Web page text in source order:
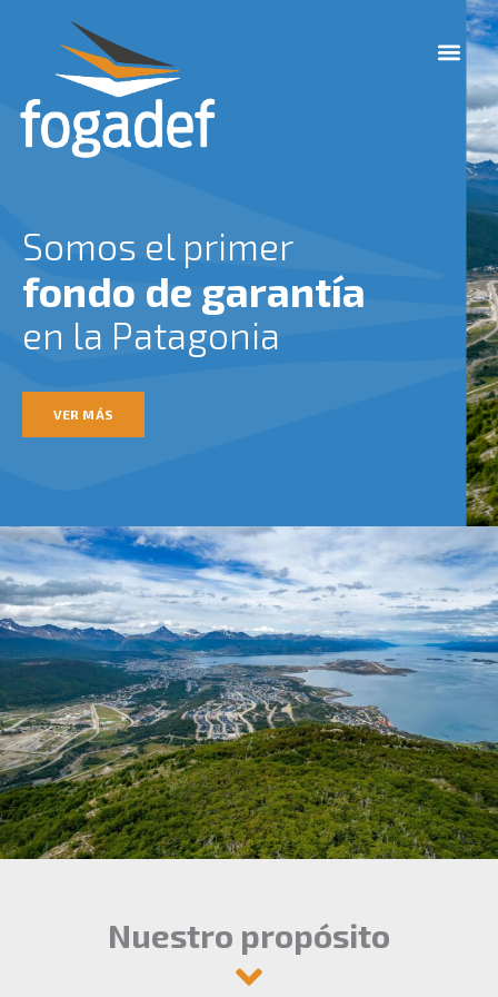
M
e
Somos el primer
fondo de garantía
en la Patagonia
VER MÁS
Nuestro propósito